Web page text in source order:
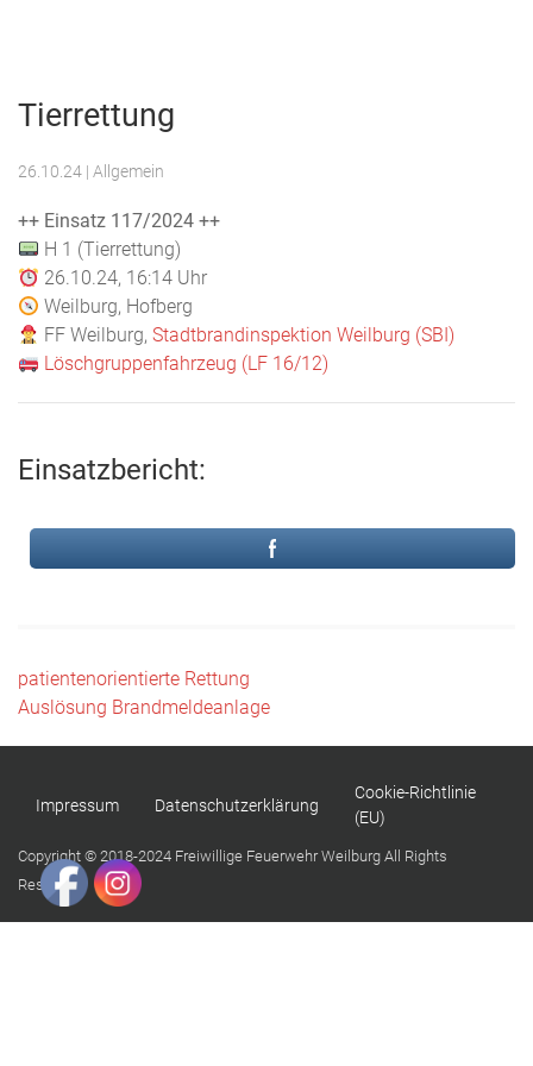
Tierrettung
26.10.24 | Allgemein
++ Einsatz 117/2024 ++
H 1 (Tierrettung)
26.10.24, 16:14 Uhr
Weilburg, Hofberg
FF Weilburg,Stadtbrandinspektion Weilburg (SBI)
Löschgruppenfahrzeug (LF 16/12)
Einsatzbericht:
Beitragsnavigation
patientenorientierte Rettung
Auslösung Brandmeldeanlage
Impressum Datenschutzerklärung
Cookie-Richtlinie
(EU)
Copyright © 2018-2024 Freiwillige Feuerwehr Weilburg All Rights
Reserved.